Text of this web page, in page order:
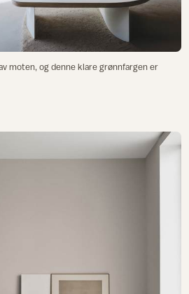
moten, og denne klare grønnfargen er